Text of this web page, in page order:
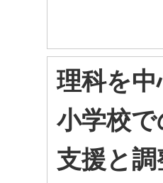
理科を
小学校
支援と